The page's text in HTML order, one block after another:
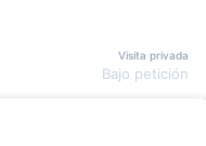
Visita privada
Bajo petición